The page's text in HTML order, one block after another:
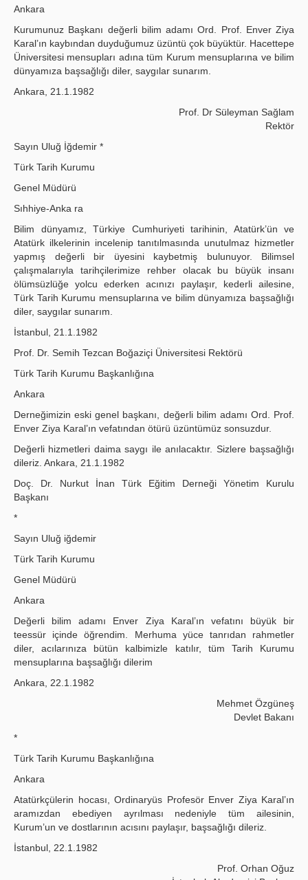
Ankara
Kurumunuz Başkanı değerli bilim adamı Ord. Prof. Enver Ziya
Karal’ın kaybından duyduğumuz üzüntü çok büyüktür. Hacettepe
Üni­versitesi mensupları adına tüm Kurum mensuplarına ve bilim
dünyamıza başsağlığı diler, saygılar sunarım.
Ankara, 21.1.1982
Prof. Dr Süleyman Sağlam
Rektör
Sayın Uluğ İğdemir *
Türk Tarih Kurumu
Genel Müdürü
Sıhhiye-Anka ra
Bilim dünyamız, Türkiye Cumhuriyeti tarihinin, Atatürk’ün ve
Atatürk ilkelerinin incelenip tanıtılmasında unutulmaz hizmetler
yapmış değerli bir üyesini kaybetmiş bulunuyor. Bilimsel
çalışmalarıyla tarihçi­lerimize rehber olacak bu büyük insanı
ölümsüzlüğe yolcu ederken acınızı paylaşır, kederli ailesine,
Türk Tarih Kurumu mensuplarına ve bilim dünyamıza başsağlığı
diler, saygılar sunarım.
İstanbul, 21.1.1982
Prof. Dr. Semih Tezcan Boğaziçi Üniversitesi Rektörü
Türk Tarih Kurumu Başkanlığına
Ankara
Derneğimizin eski genel başkanı, değerli bilim adamı Ord. Prof.
Enver Ziya Karal’ın vefatından ötürü üzüntümüz sonsuzdur.
Değerli hizmetleri daima saygı ile anılacaktır. Sizlere başsağlığı
dileriz. Ankara, 21.1.1982
Doç. Dr. Nurkut İnan Türk Eğitim Derneği Yönetim Kurulu
Başkanı
*
Sayın Uluğ iğdemir
Türk Tarih Kurumu
Genel Müdürü
Ankara
Değerli bilim adamı Enver Ziya Karal’ın vefatını büyük bir
teessür içinde öğrendim. Merhuma yüce tanrıdan rahmetler
diler, acılarınıza bütün kalbimizle katılır, tüm Tarih Kurumu
mensuplarına başsağlığı dilerim
Ankara, 22.1.1982
Mehmet Özgüneş
Devlet Bakanı
*
Türk Tarih Kurumu Başkanlığına
Ankara
Atatürkçülerin hocası, Ordinaryüs Profesör Enver Ziya Karal’ın
aramızdan ebediyen ayrılması nedeniyle tüm ailesinin,
Kurum’un ve dostlarının acısını paylaşır, başsağlığı dileriz.
İstanbul, 22.1.1982
Prof. Orhan Oğuz